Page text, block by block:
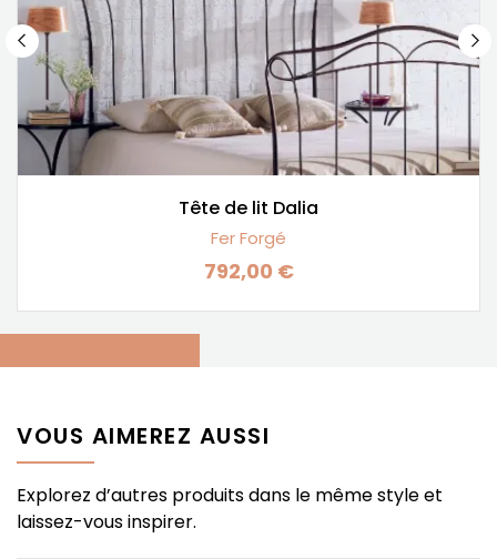
Tête de lit Dalia
Fer Forgé
Prix
792,00 €
VOUS AIMEREZ AUSSI
Explorez d’autres produits dans le même style et
laissez-vous inspirer.